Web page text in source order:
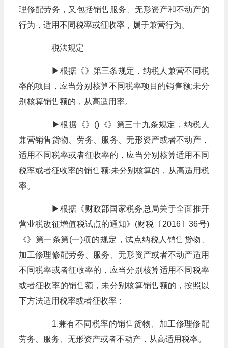
理修配劳务，又包括销售服务、无形资产和不动产的
行为，适用不同税率或征收率，属于兼营行为。
税法规定
▶根据《》第三条规定，纳税人兼营不同税
率的项目，应当分别核算不同税率项目的销售额;未分
别核算销售额的，从高适用率。
▶根据《》()《》第三十九条规定，纳税人
兼营销售货物、劳务、服务、无形资产或者不动产，
适用不同税率或者征收率的，应当分别核算适用不同
税率或者征收率的销售额;未分别核算的，从高适用税
率。
▶根据《财政部国家税务总局关于全面推开
营业税改征增值税试点的通知》(财税〔2016〕36号)
《》第一条第(一)项的规定，试点纳税人销售货物、
加工修理修配劳务、服务、无形资产或者不动产适用
不同税率或者征收率的，应当分别核算适用不同税率
或者征收率的销售额，未分别核算销售额的，按照以
下方法适用税率或者征收率：
1.兼有不同税率的销售货物、加工修理修配
劳务、服务、无形资产或者不动产，从高适用税率。